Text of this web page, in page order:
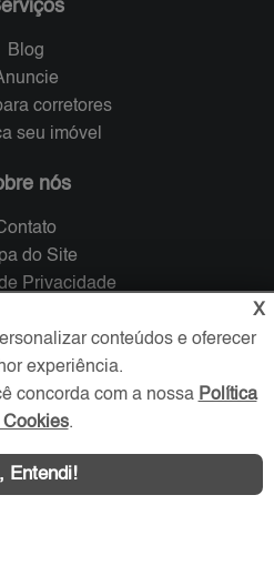
Blog
corretores
seu imóvel
nós
do Site
Privacidade
Verificada por
X
conteúdos e oferecer
experiência.
concorda com a nossa Política
Cookies.
Entendi!